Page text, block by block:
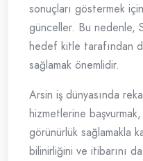
sonuçları göstermek
günceller. Bu nedenle,
hedef kitle tarafından
sağlamak önemlidir.
Arsin iş dünyasında
hizmetlerine
görünürlük sağlamakla
bilinirliğini ve itibarını